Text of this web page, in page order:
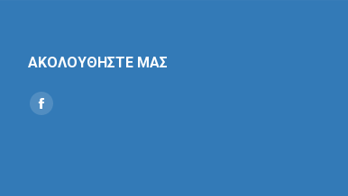
ΑΚΟΛΟΥΘΗΣΤΕ ΜΑΣ
Find us on:
Social